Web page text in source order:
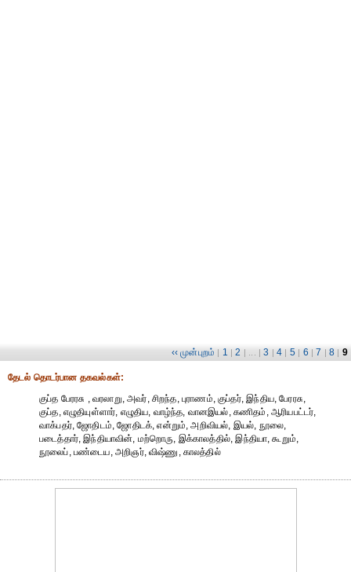
‹‹ முன்புறம் | 1 | 2 | ... | 3 | 4 | 5 | 6 | 7 | 8 | 9
தேட‌ல் தொட‌ர்பான தகவ‌ல்க‌ள்:
குப்த பேரரசு , வரலாறு, அவர், சிறந்த, புராணம், குப்தர், இந்திய, பேரரசு,
குப்த, எழுதியுள்ளார், எழுதிய, வாழ்ந்த, வானஇயல், கணிதம், ஆரியபட்டர்,
வாக்பதர், ஜோதிடம், ஜோதிடக், என்றும், அறிவியல், இயல், நூலை,
படைத்தார், இந்தியாவின், மற்றொரு, இக்காலத்தில், இந்தியா, கூறும்,
நூலைப், பண்டைய, அறிஞர், விஷ்ணு, காலத்தில்